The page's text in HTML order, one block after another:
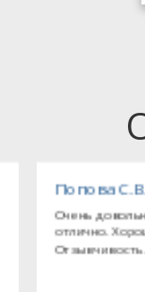
«Мёллер»
материал
голоса, дикция.
прослушивании